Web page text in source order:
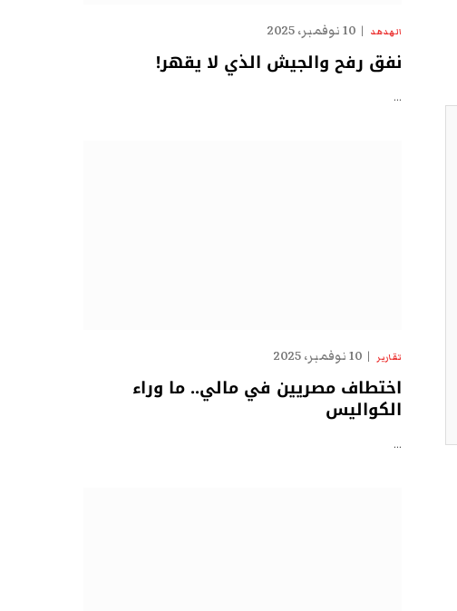
الهدهد 10 نوفمبر، 2025
نفق رفح والجيش الذي لا يقهر!
…
تقارير 10 نوفمبر، 2025
اختطاف مصريين في مالي.. ما وراء
الكواليس
…